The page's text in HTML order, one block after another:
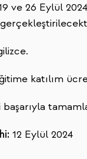
ve 26 Eylül
katılım
başarıyla
12 Eylül 2024